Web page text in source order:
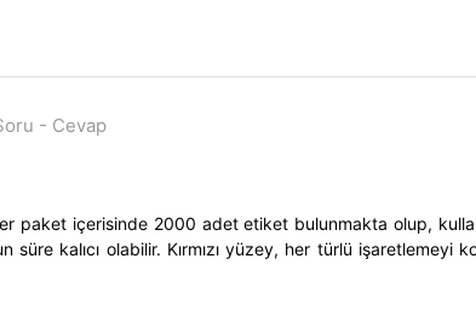
- Cevap
paket içerisinde 2000 adet etiket bulunmakta olup,
kalıcı olabilir. Kırmızı yüzey, her türlü işaretlemeyi